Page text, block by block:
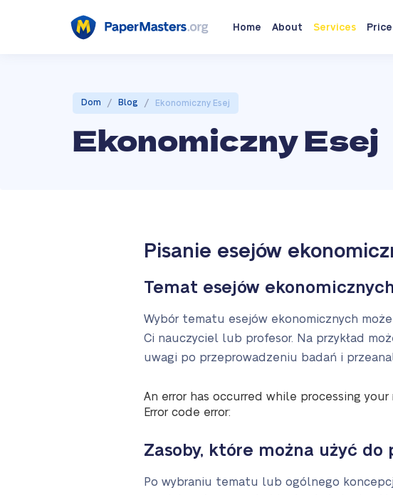
Home About Services
Dom / Blog / Ekonomiczny Esej
Ekonomiczny Esej
Pisanie esejów
Temat esejów ekonomicznych
Wybór tematu esejów ekonomicznych
Ci nauczyciel lub profesor. Na przykład
uwagi po przeprowadzeniu badań i
An error has occurred while processing
Error code error:
Zasoby, które można użyć do
Po wybraniu tematu lub ogólnego